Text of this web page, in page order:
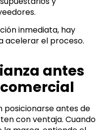
inmediata, hay
acelerar el proceso.
antes
posicionarse antes de
con ventaja. Cuando